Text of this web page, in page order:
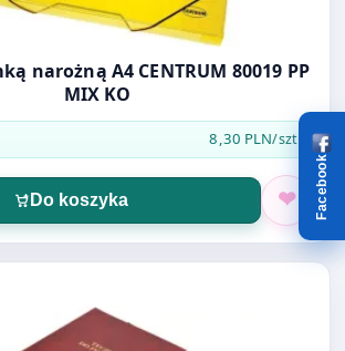
narożną A4 CENTRUM 80019 PP
MIX KO
8,30 PLN/szt.
Do koszyka
DO PODPISU BARBARA 12
Facebook